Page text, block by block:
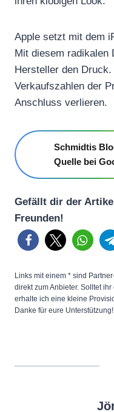
Apple setzt mit dem
Mit diesem radikalen
Hersteller den
Verkaufszahlen der
Anschluss verlieren.
Schmidtis
Quelle bei
Gefällt dir der
Freunden!
Links mit einem * sind
direkt zum Anbieter. Solltet
erhalte ich eine kleine
Danke für eure Unterstützung!